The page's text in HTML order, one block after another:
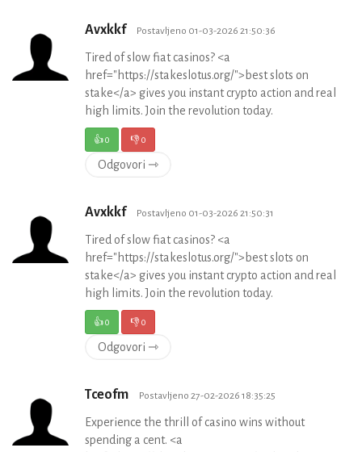
Avxkkf Postavljeno 01-03-2026 21:50:36
Tired of slow fiat casinos? <a
href="https://stakeslotus.org/">best slots on
stake</a> gives you instant crypto action and real
high limits. Join the revolution today.
👍0 👎0
Odgovori ⇾
Avxkkf Postavljeno 01-03-2026 21:50:31
Tired of slow fiat casinos? <a
href="https://stakeslotus.org/">best slots on
stake</a> gives you instant crypto action and real
high limits. Join the revolution today.
👍0 👎0
Odgovori ⇾
Tceofm Postavljeno 27-02-2026 18:35:25
Experience the thrill of casino wins without
spending a cent. <a